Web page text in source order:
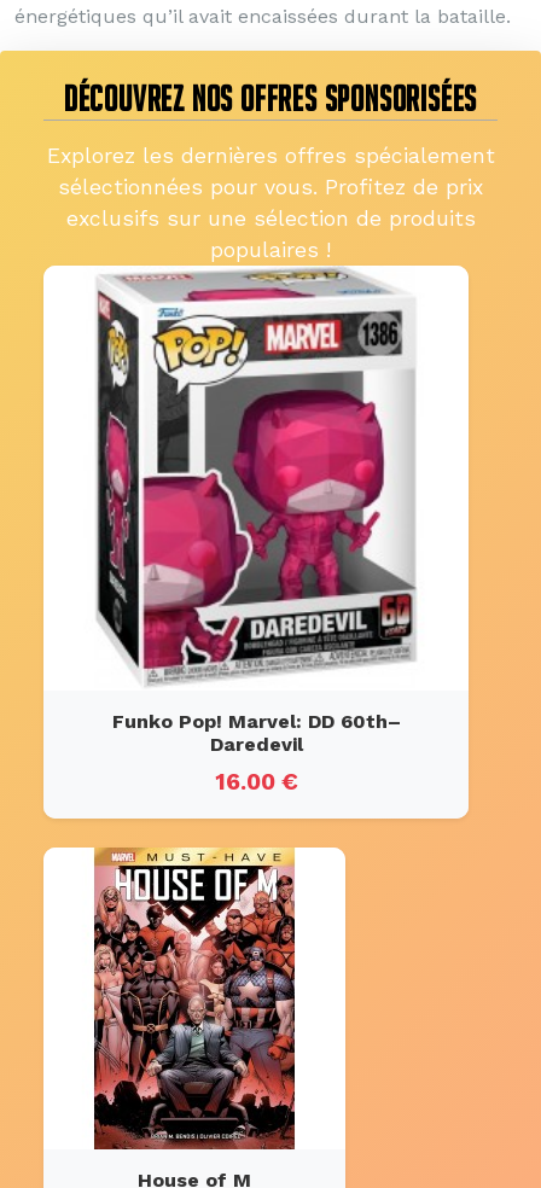
énergétiques qu’il avait encaissées durant la bataille.
DÉCOUVREZ NOS OFFRES SPONSORISÉES
Explorez les dernières offres spécialement
sélectionnées pour vous. Profitez de prix
exclusifs sur une sélection de produits
populaires !
Funko Pop! Marvel: DD 60th–
Daredevil
16.00 €
House of M